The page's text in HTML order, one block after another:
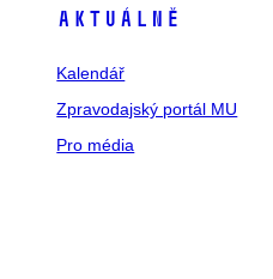
Aktuálně
Kalendář
Zpravodajský portál MU
Pro média